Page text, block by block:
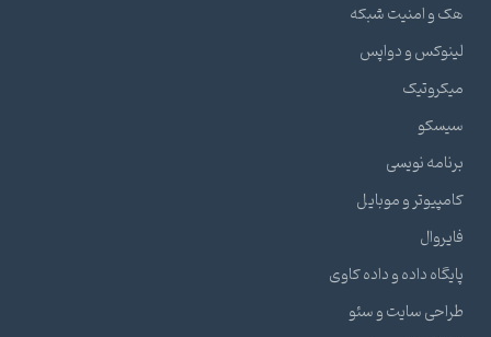
هک و امنیت شبکه
لینوکس و دواپس
میکروتیک
سیسکو
برنامه نویسی
کامپیوتر و موبایل
فایروال
پایگاه داده و داده کاوی
طراحی سایت و سئو